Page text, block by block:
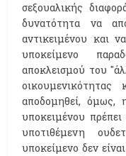
σεξουαλικής
δυνατότητα να
αντικειμένου και
υποκείμενο
αποκλεισμού του
αποδομηθεί, όμως,
υποκειμένου
υποτιθέμενη
υποκείμενο δεν